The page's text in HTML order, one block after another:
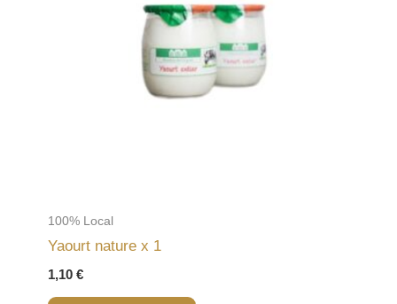
100% Local
Yaourt nature x 1
1,10 €